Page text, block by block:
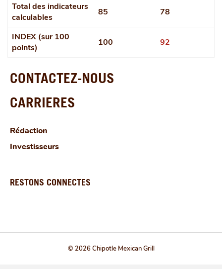
Total des indicateurs
calculables
85 78
INDEX (sur 100
points)
100 92
CONTACTEZ-NOUS
CARRIERES
Rédaction
Investisseurs
RESTONS CONNECTES
© 2026 Chipotle Mexican Grill